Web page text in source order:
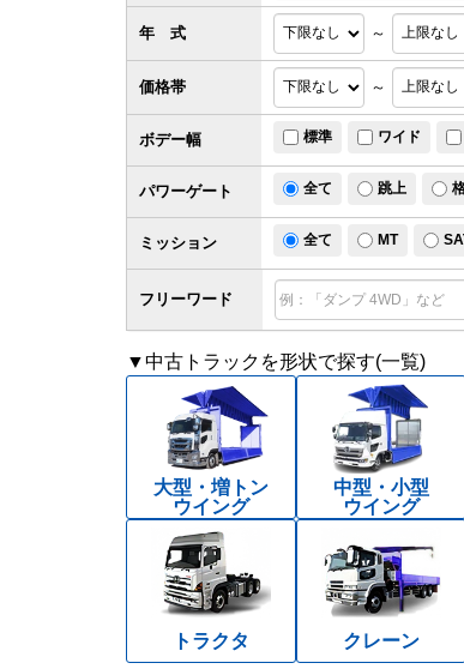
価格帯 ～
フリーワード
年 式 ～
ボデー幅 標準 ワイド
パワーゲート 全て 跳上
ミッション 全て MT
▼中古トラックを形状で探す(一覧)
大型・増トン
ウイング
中型・小型
ウイング
トラクタ クレーン